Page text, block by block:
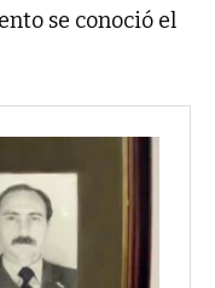
se conoció el